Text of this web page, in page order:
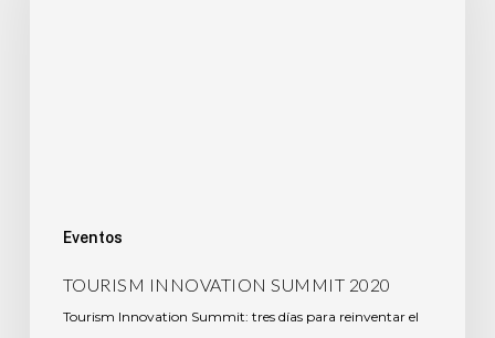
Eventos
TOURISM INNOVATION SUMMIT 2020
Tourism Innovation Summit: tres días para reinventar el